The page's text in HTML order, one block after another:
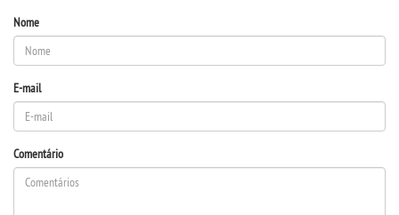
WEBMAIL
PORTAL DE PROFESSORES/ACADÊMICO
Nome
E-mail
Comentário